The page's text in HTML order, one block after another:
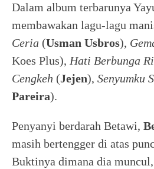
Dalam album terbarunya
membawakan lagu-lagu
Ceria (Usman Usbros),
Koes Plus), Hati Berbunga
Cengkeh (Jejen), Senyumku
Pareira).
Penyanyi berdarah Betawi,
masih bertengger di atas
Buktinya dimana dia